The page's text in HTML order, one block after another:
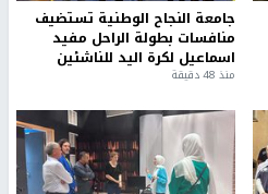
جامعة النجاح الوطنية تستضيف
منافسات بطولة الراحل مفيد
اسماعيل لكرة اليد للناشئين
منذ 48 دقيقة